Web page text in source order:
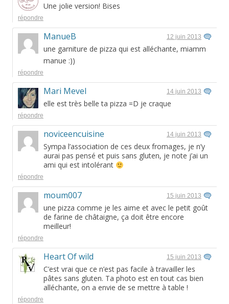
Une jolie version! Bises
répondre
ManueB 12 juin 2013
une garniture de pizza qui est alléchante, miamm
manue :))
répondre
Mari Mevel 14 juin 2013
elle est très belle ta pizza =D je craque
répondre
noviceencuisine 14 juin 2013
Sympa l’association de ces deux fromages, je n’y
aurai pas pensé et puis sans gluten, je note j’ai un
ami qui est intolérant
répondre
moum007 15 juin 2013
une pizza comme je les aime et avec le petit goût
de farine de châtaigne, ça doit être encore
meilleur!
répondre
Heart Of wild 15 juin 2013
C’est vrai que ce n’est pas facile à travailler les
pâtes sans gluten. Ta photo est en tout cas bien
alléchante, on a envie de se mettre à table !
répondre